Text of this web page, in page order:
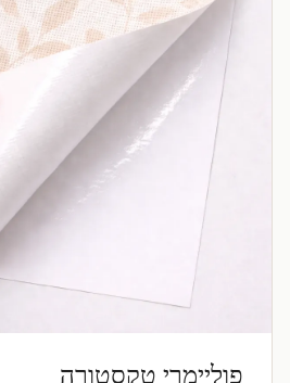
פוליימרי טקסטורה